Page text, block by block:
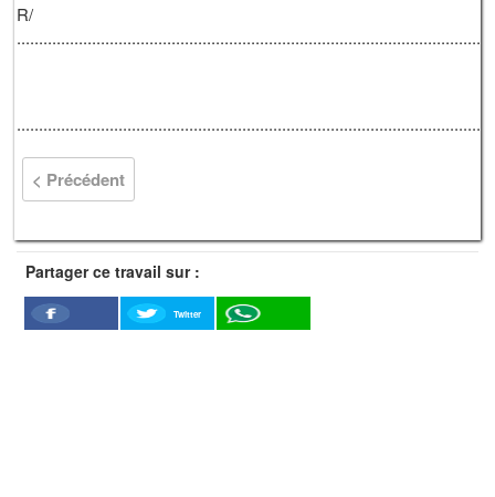
R/
< Précédent
Partager ce travail sur :
Facebook
Twitter